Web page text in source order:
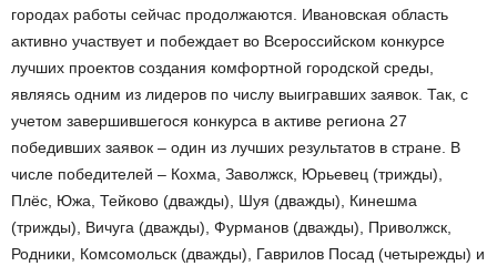
городах работы сейчас продолжаются. Ивановская область
активно участвует и побеждает во Всероссийском конкурсе
лучших проектов создания комфортной городской среды,
являясь одним из лидеров по числу выигравших заявок. Так, с
учетом завершившегося конкурса в активе региона 27
победивших заявок – один из лучших результатов в стране. В
числе победителей – Кохма, Заволжск, Юрьевец (трижды),
Плёс, Южа, Тейково (дважды), Шуя (дважды), Кинешма
(трижды), Вичуга (дважды), Фурманов (дважды), Приволжск,
Родники, Комсомольск (дважды), Гаврилов Посад (четырежды) и